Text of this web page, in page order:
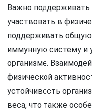
Важно поддерживать
участвовать в
поддерживать общую
иммунную систему и
организме.
физической
устойчивость
веса, что также